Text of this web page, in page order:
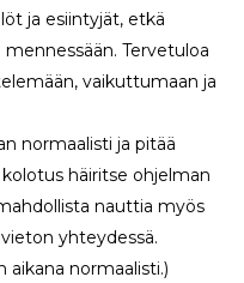
ja esiintyjät, etkä
Tervetuloa
vaikuttumaan ja
normaalisti ja pitää
häiritse ohjelman
nauttia myös
yhteydessä.
aikana normaalisti.)